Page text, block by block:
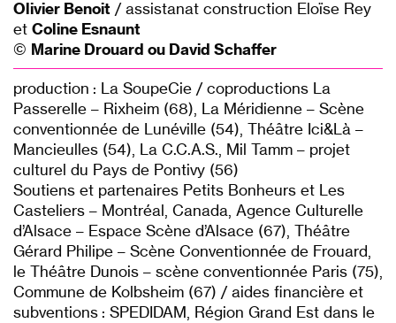
Olivier Benoit / assistanat construction Eloïse Rey
et Coline Esnaunt
© Marine Drouard ou David Schaffer
production : La SoupeCie / coproductions La
Passerelle – Rixheim (68), La Méridienne – Scène
conventionnée de Lunéville (54), Théâtre Ici&Là –
Mancieulles (54), La C.C.A.S., Mil Tamm – projet
culturel du Pays de Pontivy (56)
Soutiens et partenaires Petits Bonheurs et Les
Casteliers – Montréal, Canada, Agence Culturelle
d’Alsace – Espace Scène d’Alsace (67), Théâtre
Gérard Philipe – Scène Conventionnée de Frouard,
le Théâtre Dunois – scène conventionnée Paris (75),
Commune de Kolbsheim (67) / aides financière et
subventions : SPEDIDAM, Région Grand Est dans le